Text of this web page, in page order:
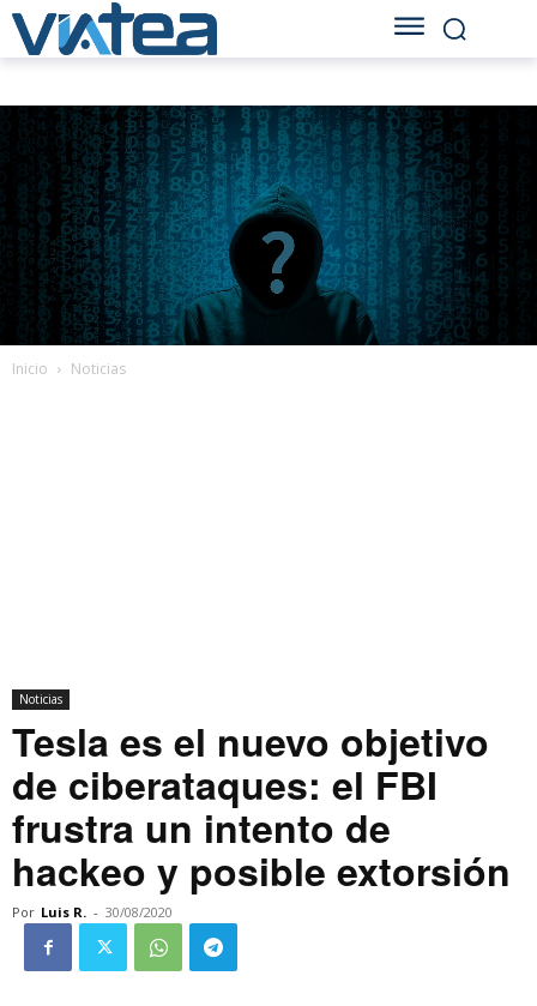
Inicio Noticias
Noticias
Tesla es el nuevo objetivo
de ciberataques: el FBI
frustra un intento de
hackeo y posible extorsión
Por Luis R. - 30/08/2020